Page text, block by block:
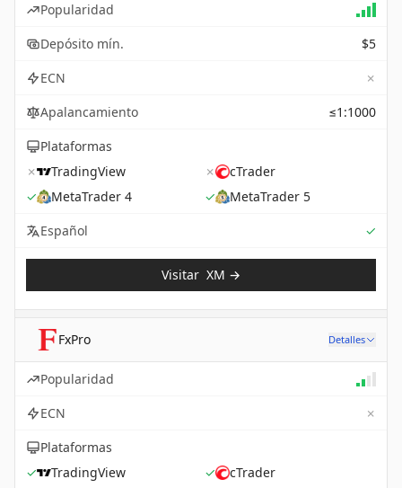
Popularidad
Depósito mín.
$5
ECN
✗
Apalancamiento
≤1:1000
Plataformas
✗
TradingView ✗
cTrader
✓
MetaTrader 4 ✓
MetaTrader 5
Español
✓
Visitar XM →
FxPro Detalles
Popularidad
ECN
✗
Plataformas
✓
TradingView ✓
cTrader